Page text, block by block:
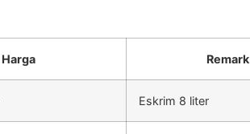
Harga Remark
Eskrim 8 liter